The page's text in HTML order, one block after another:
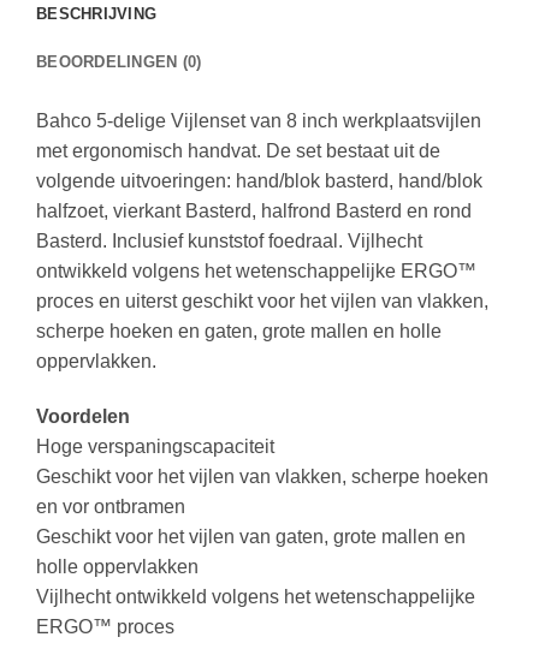
BESCHRIJVING
BEOORDELINGEN (0)
Bahco 5-delige Vijlenset van 8 inch werkplaatsvijlen
met ergonomisch handvat. De set bestaat uit de
volgende uitvoeringen: hand/blok basterd, hand/blok
halfzoet, vierkant Basterd, halfrond Basterd en rond
Basterd. Inclusief kunststof foedraal. Vijlhecht
ontwikkeld volgens het wetenschappelijke ERGO™
proces en uiterst geschikt voor het vijlen van vlakken,
scherpe hoeken en gaten, grote mallen en holle
oppervlakken.
Voordelen
Hoge verspaningscapaciteit
Geschikt voor het vijlen van vlakken, scherpe hoeken
en vor ontbramen
Geschikt voor het vijlen van gaten, grote mallen en
holle oppervlakken
Vijlhecht ontwikkeld volgens het wetenschappelijke
ERGO™ proces